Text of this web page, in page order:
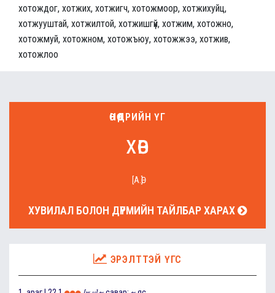
хотождог, хотжих, хотжигч, хотожмоор, хотжихуйц,
хотжууштай, хотжилтой, хотжишгүй, хотжим, хотожно,
хотожмуй, хотожном, хотожъюу, хотожжээ, хотжив,
хотожлоо
ӨНӨӨДРИЙН ҮГ
хөв
[А.Ө]
ХУВИЛАЛ БОЛОН ДҮРМИЙН ТАЙЛБАР ХАРАХ
ЭРЭЛТТЭЙ ҮГС